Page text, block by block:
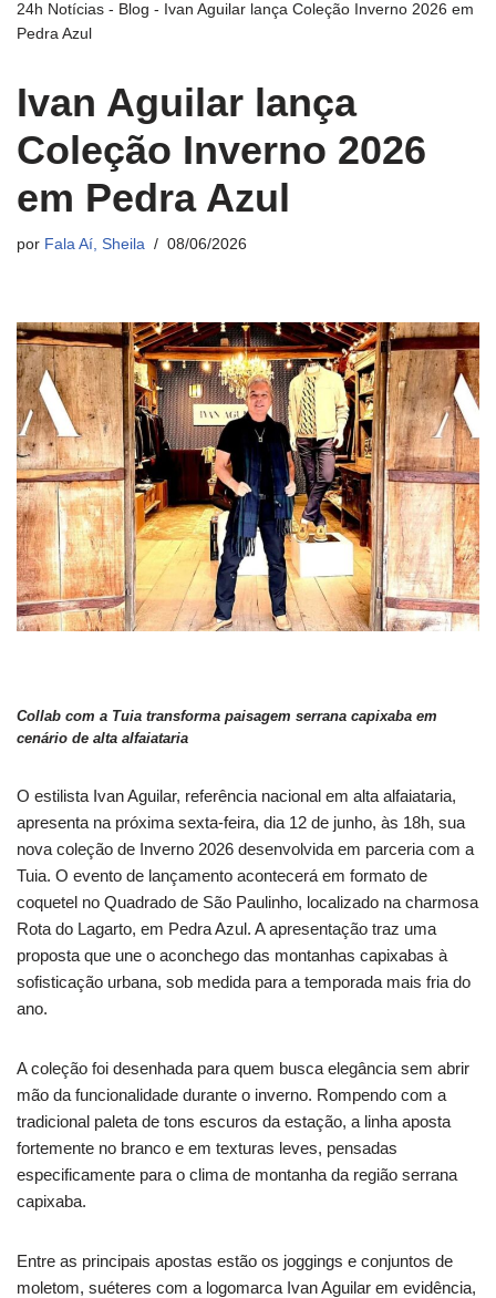
24h Notícias - Blog - Ivan Aguilar lança Coleção Inverno 2026 em
Pedra Azul
Ivan Aguilar lança
Coleção Inverno 2026
em Pedra Azul
por Fala Aí, Sheila 08/06/2026
Collab com a Tuia transforma paisagem serrana capixaba em
cenário de alta alfaiataria
O estilista Ivan Aguilar, referência nacional em alta alfaiataria,
apresenta na próxima sexta-feira, dia 12 de junho, às 18h, sua
nova coleção de Inverno 2026 desenvolvida em parceria com a
Tuia. O evento de lançamento acontecerá em formato de
coquetel no Quadrado de São Paulinho, localizado na charmosa
Rota do Lagarto, em Pedra Azul. A apresentação traz uma
proposta que une o aconchego das montanhas capixabas à
sofisticação urbana, sob medida para a temporada mais fria do
ano.
A coleção foi desenhada para quem busca elegância sem abrir
mão da funcionalidade durante o inverno. Rompendo com a
tradicional paleta de tons escuros da estação, a linha aposta
fortemente no branco e em texturas leves, pensadas
especificamente para o clima de montanha da região serrana
capixaba.
Entre as principais apostas estão os joggings e conjuntos de
moletom, suéteres com a logomarca Ivan Aguilar em evidência,